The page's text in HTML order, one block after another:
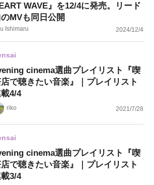
WAVE』を12/4に発売。リード
MVも同日公開
Ishimaru 2024/12/4
cinema選曲プレイリスト『喫
で聴きたい音楽』｜プレイリスト
4/4
riko 2021/7/28
cinema選曲プレイリスト『喫
で聴きたい音楽』｜プレイリスト
3/4